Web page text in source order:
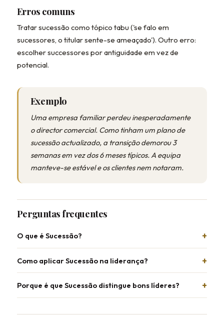
Erros comuns
Tratar sucessão como tópico tabu ('se falo em
sucessores, o titular sente-se ameaçado'). Outro erro:
escolher successores por antiguidade em vez de
potencial.
Exemplo
Uma empresa familiar perdeu inesperadamente
o director comercial. Como tinham um plano de
sucessão actualizado, a transição demorou 3
semanas em vez dos 6 meses típicos. A equipa
manteve-se estável e os clientes nem notaram.
Perguntas frequentes
O que é Sucessão?
Como aplicar Sucessão na liderança?
Porque é que Sucessão distingue bons líderes?